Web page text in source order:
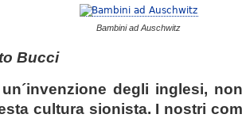
Bambini ad Auschwitz
Bucci
degli inglesi,
cultura sionista. I nostri